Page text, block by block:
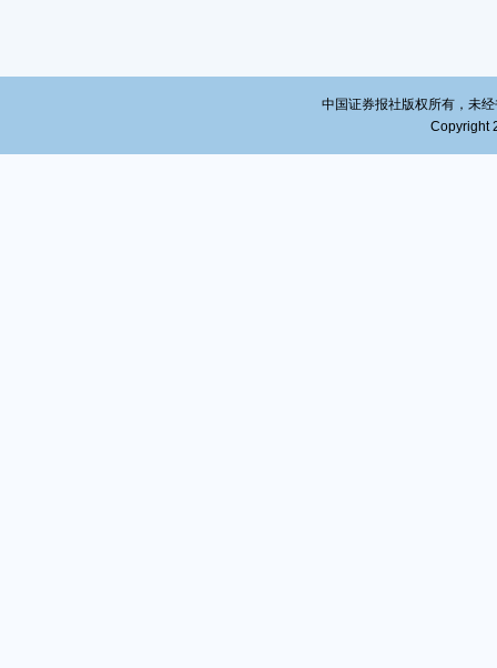
中国证券报社版权所有，未
Copyright